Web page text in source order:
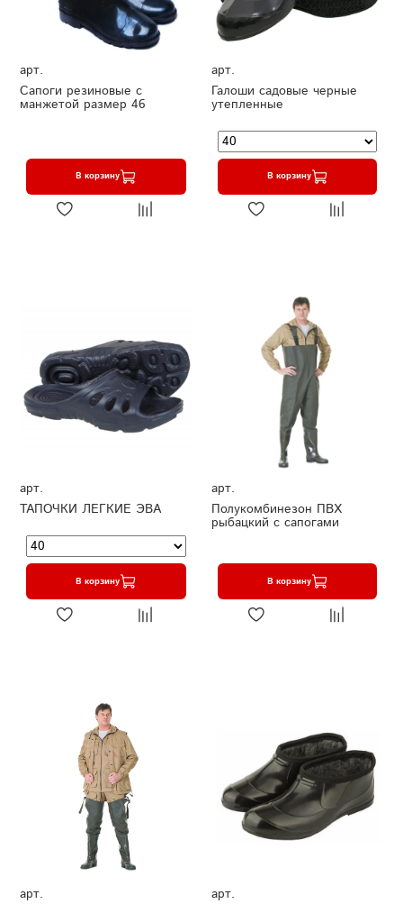
арт.
Сапоги резиновые с
манжетой размер 46
В корзину
арт.
Галоши садовые черные
утепленные
В корзину
арт.
ТАПОЧКИ ЛЕГКИЕ ЭВА
В корзину
арт.
Полукомбинезон ПВХ
рыбацкий с сапогами
В корзину
арт.
арт.